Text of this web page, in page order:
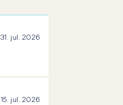
31. jul. 2026
15. jul. 2026